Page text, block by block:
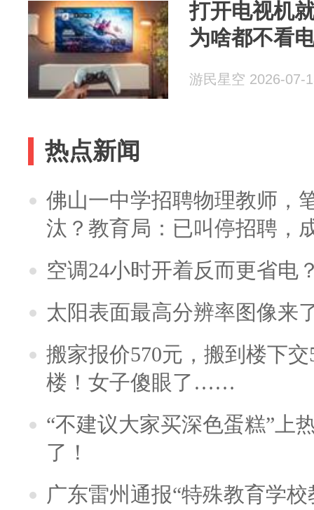
打开电视机
为啥都不看
游民星空 2026-07-
热点新闻
佛山一中学招聘物理教师，
汰？教育局：已叫停招聘，
空调24小时开着反而更省电
太阳表面最高分辨率图像来
搬家报价570元，搬到楼下
楼！女子傻眼了……
“不建议大家买深色蛋糕”上
了！
广东雷州通报“特殊教育学